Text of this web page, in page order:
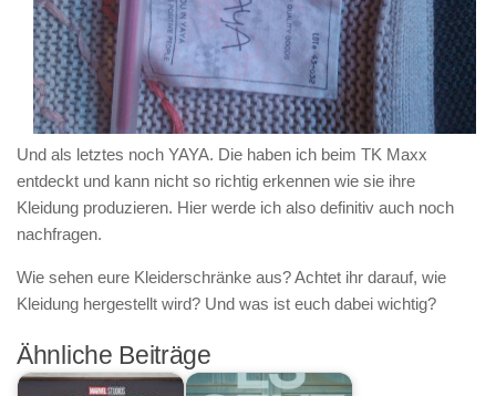
Und als letztes noch YAYA. Die haben ich beim TK Maxx
entdeckt und kann nicht so richtig erkennen wie sie ihre
Kleidung produzieren. Hier werde ich also definitiv auch noch
nachfragen.
Wie sehen eure Kleiderschränke aus? Achtet ihr darauf, wie
Kleidung hergestellt wird? Und was ist euch dabei wichtig?
Ähnliche Beiträge